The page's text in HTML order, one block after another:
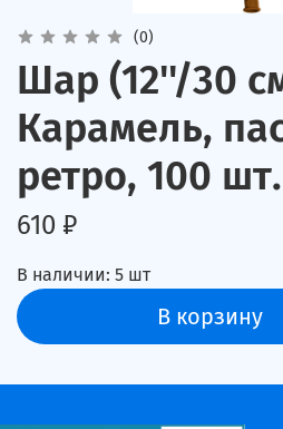
(0)
Шар (12''/30
Карамель,
ретро, 100 шт.
610 ₽
В наличии: 5 шт
В корзину